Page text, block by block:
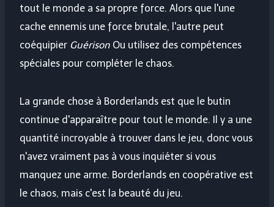
tout le monde a sa propre force. Alors que l'une
cache ennemis une force brutale, l'autre peut
coéquipier Guérison Ou utilisez des compétences
spéciales pour compléter le chaos.
La grande chose à Borderlands est que le butin
continue d'apparaître pour tout le monde. Il y a une
quantité incroyable à trouver dans le jeu, donc vous
n'avez vraiment pas à vous inquiéter si vous
manquez une arme. Borderlands en coopérative est
le chaos, mais c'est la beauté du jeu.